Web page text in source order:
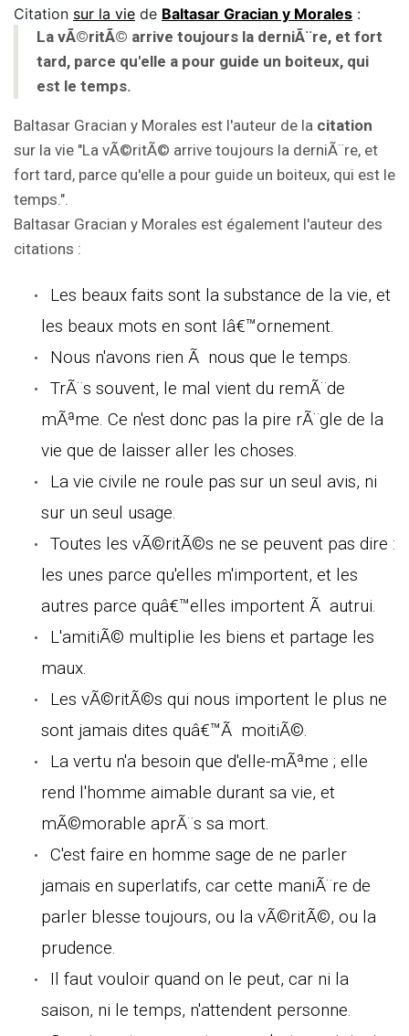
Citation sur la vie de Baltasar Gracian y Morales :
La vÃ©ritÃ© arrive toujours la derniÃ¨re, et fort
tard, parce qu'elle a pour guide un boiteux, qui
est le temps.
Baltasar Gracian y Morales est l'auteur de la citation
sur la vie "La vÃ©ritÃ© arrive toujours la derniÃ¨re, et
fort tard, parce qu'elle a pour guide un boiteux, qui est le
temps.".
Baltasar Gracian y Morales est également l'auteur des
citations :
Les beaux faits sont la substance de la vie, et
les beaux mots en sont lâ€™ornement.
Nous n'avons rien Ã nous que le temps.
TrÃ¨s souvent, le mal vient du remÃ¨de
mÃªme. Ce n'est donc pas la pire rÃ¨gle de la
vie que de laisser aller les choses.
La vie civile ne roule pas sur un seul avis, ni
sur un seul usage.
Toutes les vÃ©ritÃ©s ne se peuvent pas dire :
les unes parce qu'elles m'importent, et les
autres parce quâ€™elles importent Ã autrui.
L'amitiÃ© multiplie les biens et partage les
maux.
Les vÃ©ritÃ©s qui nous importent le plus ne
sont jamais dites quâ€™Ã moitiÃ©.
La vertu n'a besoin que d'elle-mÃªme ; elle
rend l'homme aimable durant sa vie, et
mÃ©morable aprÃ¨s sa mort.
C'est faire en homme sage de ne parler
jamais en superlatifs, car cette maniÃ¨re de
parler blesse toujours, ou la vÃ©ritÃ©, ou la
prudence.
Il faut vouloir quand on le peut, car ni la
saison, ni le temps, n'attendent personne.